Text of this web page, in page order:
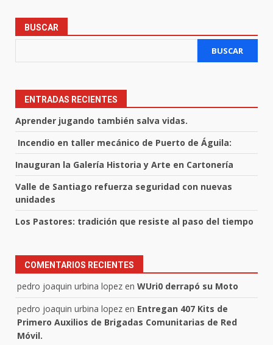
BUSCAR
BUSCAR
ENTRADAS RECIENTES
Aprender jugando también salva vidas.
Incendio en taller mecánico de Puerto de Águila:
Inauguran la Galería Historia y Arte en Cartonería
Valle de Santiago refuerza seguridad con nuevas
unidades
Los Pastores: tradición que resiste al paso del tiempo
COMENTARIOS RECIENTES
pedro joaquin urbina lopez en WUri0 derrapó su Moto
pedro joaquin urbina lopez en Entregan 407 Kits de
Primero Auxilios de Brigadas Comunitarias de Red
Móvil.